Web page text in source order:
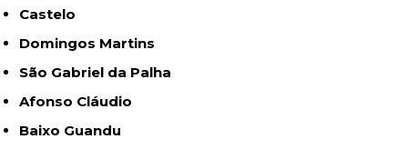
Castelo
Domingos Martins
São Gabriel da Palha
Afonso Cláudio
Baixo Guandu